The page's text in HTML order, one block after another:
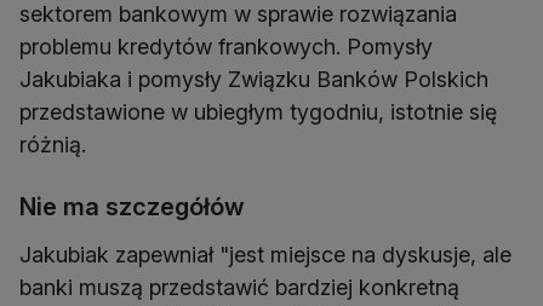
sektorem bankowym w sprawie rozwiązania
problemu kredytów frankowych. Pomysły
Jakubiaka i pomysły Związku Banków Polskich
przedstawione w ubiegłym tygodniu, istotnie się
różnią.
Nie ma szczegółów
Jakubiak zapewniał "jest miejsce na dyskusje, ale
banki muszą przedstawić bardziej konkretną